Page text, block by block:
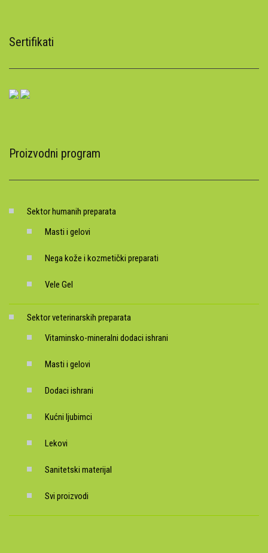
Sertifikati
Proizvodni program
Sektor humanih preparata
Masti i gelovi
Nega kože i kozmetički preparati
Vele Gel
Sektor veterinarskih preparata
Vitaminsko-mineralni dodaci ishrani
Masti i gelovi
Dodaci ishrani
Kućni ljubimci
Lekovi
Sanitetski materijal
Svi proizvodi